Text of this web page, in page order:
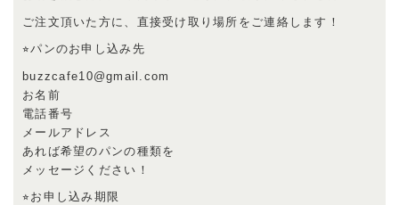
ご注文頂いた方に、直接受け取り場所をご連絡します！
⭐︎パンのお申し込み先
buzzcafe10@gmail.com
お名前
電話番号
メールアドレス
あれば希望のパンの種類を
メッセージください！
⭐︎お申し込み期限